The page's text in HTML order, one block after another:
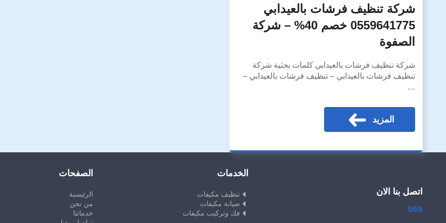
شركة تنظيف فرشات بالعيدابي
0559641775 خصم 40% – شركة
الصفوة
شركة تنظيف فرشات بالعيدابي كلمات بحثية شركة
تنظيف فرشات بالعيدابي – تنظيف فرشات بالعيدابي –
…
المزيد
اتصل بنا الان
966
الخدمات
تنظيف مكيفات
صيانة مكيفات
فك وتركيب مكيفات
الصفحات
الرئيسية
من نحن
خدماتنا